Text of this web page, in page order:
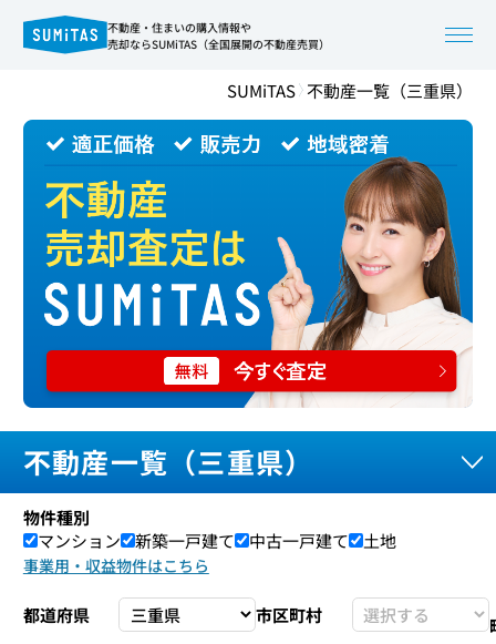
不動産・住まいの購入情報や
売却ならSUMiTAS（全国展開の不動産売買）
SUMiTAS 不動産一覧（三重県）
不動産一覧（三重県）
物件種別
マンション
新築一戸建て 中古一戸建て 土地
事業用・収益物件はこちら
都道府県 市区町村